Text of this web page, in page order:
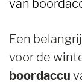
van
Een
voor de
boordaccu